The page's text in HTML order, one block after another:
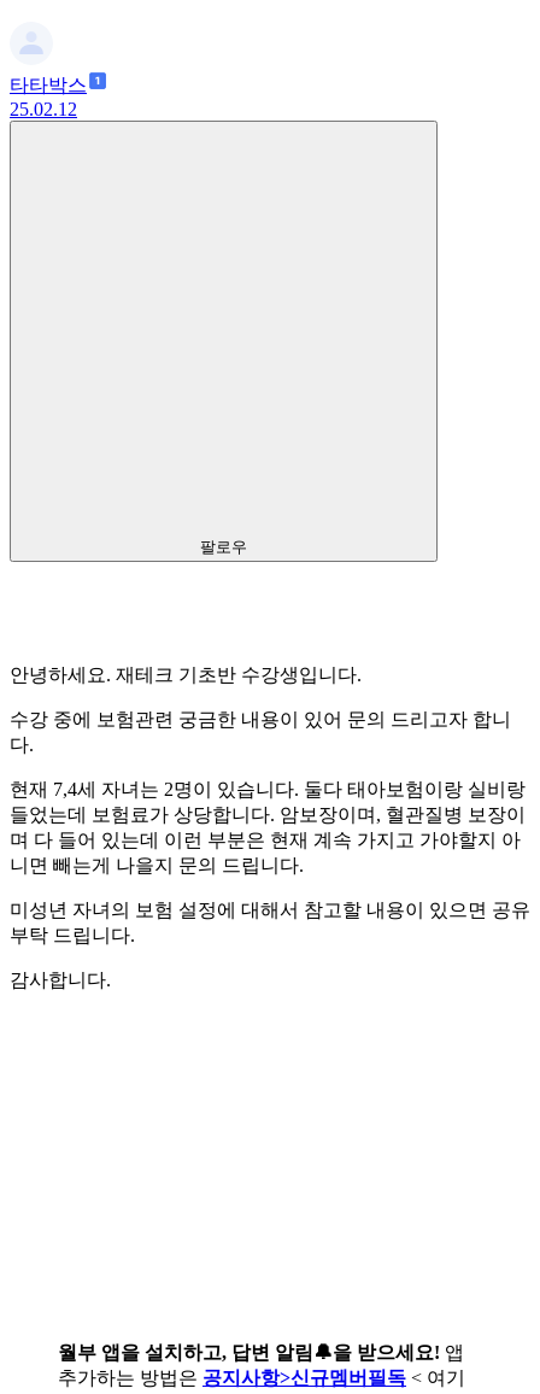
타타박스
25.02.12
팔로우
안녕하세요. 재테크 기초반 수강생입니다.
수강 중에 보험관련 궁금한 내용이 있어 문의 드리고자 합니
다.
현재 7,4세 자녀는 2명이 있습니다. 둘다 태아보험이랑 실비랑
들었는데 보험료가 상당합니다. 암보장이며, 혈관질병 보장이
며 다 들어 있는데 이런 부분은 현재 계속 가지고 가야할지 아
니면 빼는게 나을지 문의 드립니다.
미성년 자녀의 보험 설정에 대해서 참고할 내용이 있으면 공유
부탁 드립니다.
감사합니다.
월부 앱을 설치하고, 답변 알림🔔을 받으세요! 앱
추가하는 방법은 공지사항>신규멤버필독 < 여기